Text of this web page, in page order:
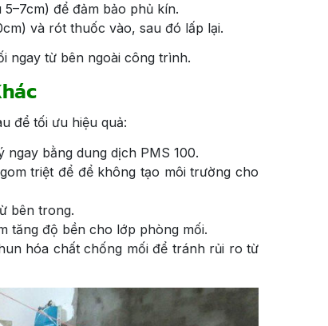
để đảm bảo phủ kín.
và rót thuốc vào, sau đó lấp lại.
ngay từ bên ngoài công trình.
để tối ưu hiệu quả:
bằng dung dịch PMS 100.
triệt để để không tạo môi trường cho
bên trong.
tăng độ bền cho lớp phòng mối.
hóa chất chống mối để tránh rủi ro từ